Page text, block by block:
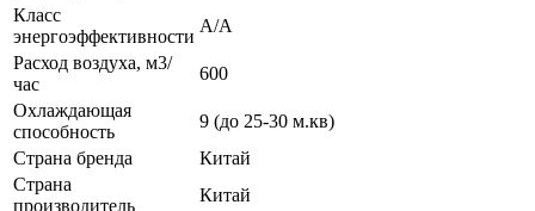
Класс
энергоэффективности
A/A
Расход воздуха, м3/
час
600
Охлаждающая
способность
9 (до 25-30 м.кв)
Страна бренда
Китай
Страна
производитель
Китай